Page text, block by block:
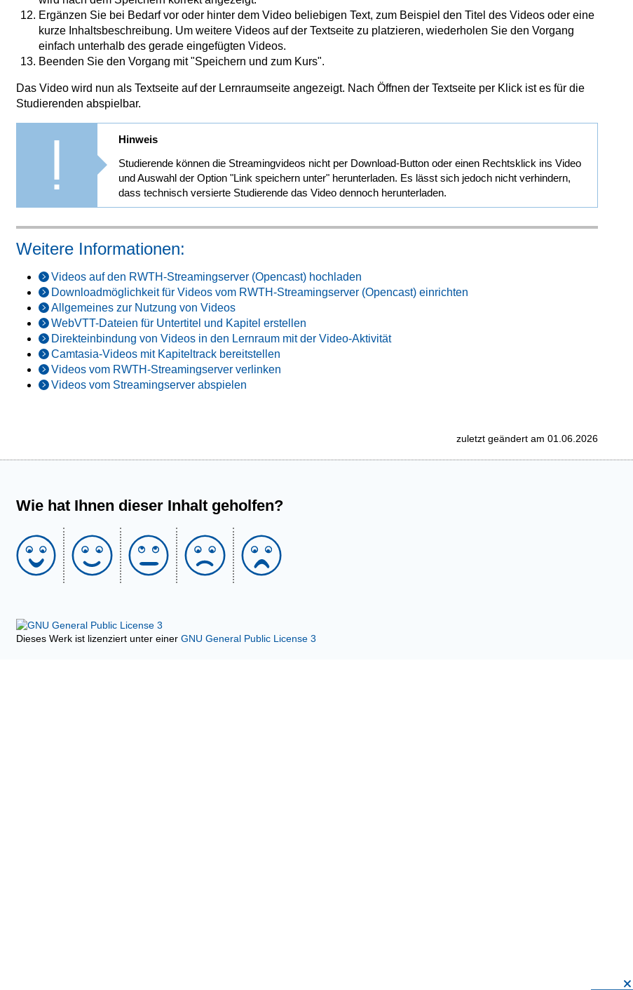
Ergänzen Sie bei Bedarf vor oder hinter dem Video beliebigen Text, zum Beispiel den Titel des Videos oder eine
kurze Inhaltsbeschreibung. Um weitere Videos auf der Textseite zu platzieren, wiederholen Sie den Vorgang
einfach unterhalb des gerade eingefügten Videos.
Beenden Sie den Vorgang mit "Speichern und zum Kurs".
Das Video wird nun als Textseite auf der Lernraumseite angezeigt. Nach Öffnen der Textseite per Klick ist es für die
Studierenden abspielbar.
Hinweis
Studierende können die Streamingvideos nicht per Download-Button oder einen Rechtsklick ins Video
und Auswahl der Option "Link speichern unter" herunterladen. Es lässt sich jedoch nicht verhindern,
dass technisch versierte Studierende das Video dennoch herunterladen.
Weitere Informationen:
Videos auf den RWTH-Streamingserver (Opencast) hochladen
Downloadmöglichkeit für Videos vom RWTH-Streamingserver (Opencast) einrichten
Allgemeines zur Nutzung von Videos
WebVTT-Dateien für Untertitel und Kapitel erstellen
Direkteinbindung von Videos in den Lernraum mit der Video-Aktivität
Camtasia-Videos mit Kapiteltrack bereitstellen
Videos vom RWTH-Streamingserver verlinken
Videos vom Streamingserver abspielen
zuletzt geändert am 01.06.2026
Wie hat Ihnen dieser Inhalt geholfen?
Dieses Werk ist lizenziert unter einer GNU General Public License 3